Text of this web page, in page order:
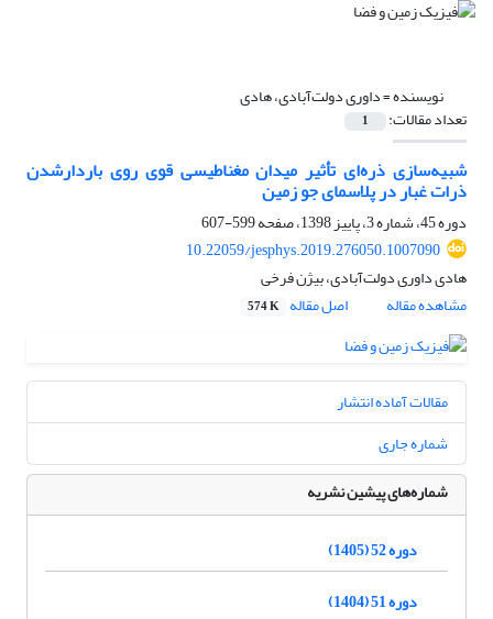
نویسنده =داوری دولت‌آبادی، هادی
تعداد مقالات: 1
شبیه‌سازی ذره‌ای تأثیر میدان مغناطیسی قوی روی باردارشدن
ذرات غبار در پلاسمای جو زمین
دوره 45، شماره 3، پاییز 1398، صفحه
599-607
10.22059/jesphys.2019.276050.1007090
هادی داوری دولت‌آبادی، بیژن فرخی
مشاهده مقاله
اصل مقاله 574 K
مقالات آماده انتشار
شماره جاری
شماره‌های پیشین نشریه
دوره 52 (1405)
دوره 51 (1404)